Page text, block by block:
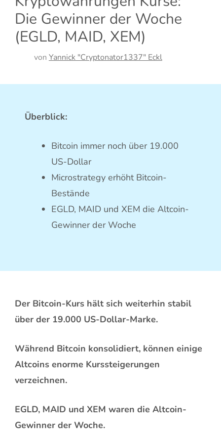
Die Gewinner der Woche
(EGLD, MAID, XEM)
von Yannick "Cryptonator1337" Eckl
Überblick:
Bitcoin immer noch über 19.000
US-Dollar
Microstrategy erhöht Bitcoin-
Bestände
EGLD, MAID und XEM die Altcoin-
Gewinner der Woche
Der Bitcoin-Kurs hält sich weiterhin stabil
über der 19.000 US-Dollar-Marke.
Während Bitcoin konsolidiert, können einige
Altcoins enorme Kurssteigerungen
verzeichnen.
EGLD, MAID und XEM waren die Altcoin-
Gewinner der Woche.